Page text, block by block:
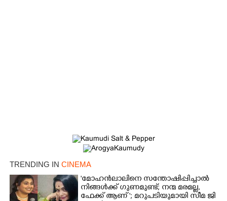
TRENDING IN CINEMA
'മോഹൻലാലിനെ സന്തോഷിപ്പിച്ചാൽ
നിങ്ങൾക്ക് ഗുണമുണ്ട്; നന്മ മരമല്ല,
ഫേക്ക് ആണ് '; മറുപടിയുമായി സീമ ജി